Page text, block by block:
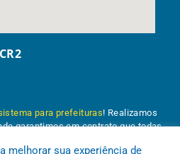
para prefeituras! Realizamos
garantimos em contrato que todas
melhorar sua experiência de